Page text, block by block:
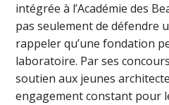
intégrée à l’Académie des
pas seulement de défendre
rappeler qu’une fondation
laboratoire. Par ses
soutien aux jeunes
engagement constant pour